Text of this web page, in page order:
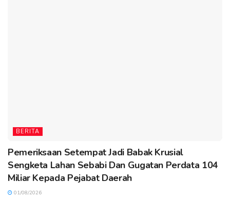
BERITA
Pemeriksaan Setempat Jadi Babak Krusial
Sengketa Lahan Sebabi Dan Gugatan Perdata 104
Miliar Kepada Pejabat Daerah
01/08/2026